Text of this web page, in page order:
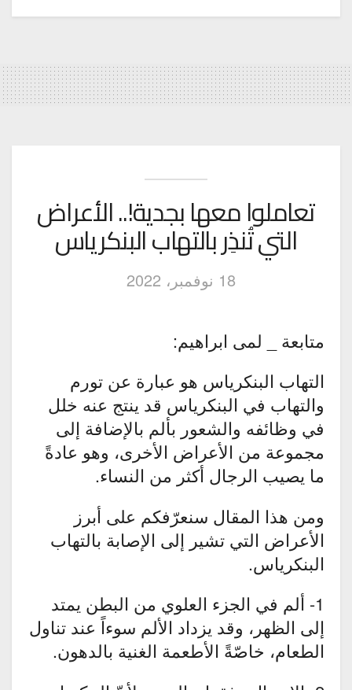
تعاملوا معها بجدية!.. الأعراض
التي تُنذِر بالتهاب البنكرياس
18 نوفمبر، 2022
متابعة _ لمى ابراهيم:
التهاب البنكرياس هو عبارة عن تورم
والتهاب في البنكرياس قد ينتج عنه خلل
في وظائفه والشعور بألم بالإضافة إلى
مجموعة من الأعراض الأخرى، وهو عادةً
ما يصيب الرجال أكثر من النساء.
ومن هذا المقال سنعرّفكم على أبرز
الأعراض التي تشير إلى الإصابة بالتهاب
البنكرياس.
1- ألم في الجزء العلوي من البطن يمتد
إلى الظهر، وقد يزداد الألم سوءاً عند تناول
الطعام، خاصّةً الأطعمة الغنية بالدهون.